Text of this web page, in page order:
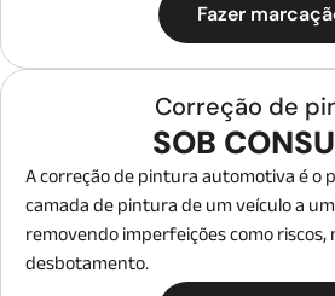
Fazer
Correção de
SOB
A correção de pintura automotiva é o
camada de pintura de um veículo a
removendo imperfeições como riscos,
desbotamento.